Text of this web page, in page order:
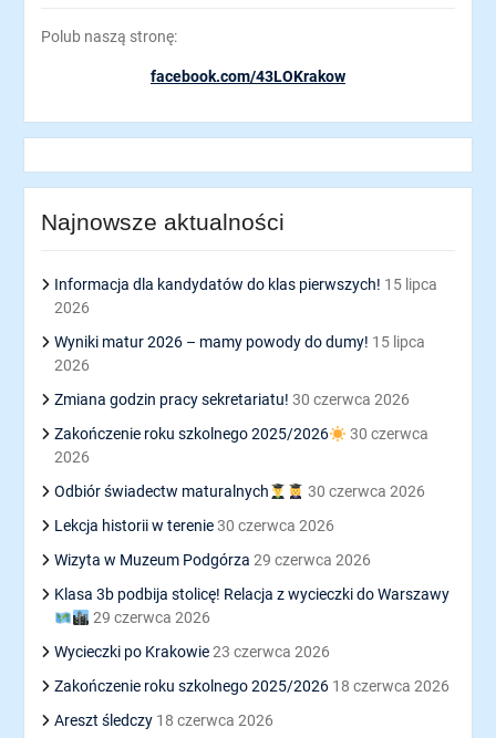
Polub naszą stronę:
facebook.com/43LOKrakow
Najnowsze aktualności
Informacja dla kandydatów do klas pierwszych! 15 lipca
2026
Wyniki matur 2026 – mamy powody do dumy! 15 lipca
2026
Zmiana godzin pracy sekretariatu! 30 czerwca 2026
Zakończenie roku szkolnego 2025/2026
30 czerwca
2026
Odbiór świadectw maturalnych
30 czerwca 2026
Lekcja historii w terenie 30 czerwca 2026
Wizyta w Muzeum Podgórza 29 czerwca 2026
Klasa 3b podbija stolicę! Relacja z wycieczki do Warszawy
29 czerwca 2026
Wycieczki po Krakowie 23 czerwca 2026
Zakończenie roku szkolnego 2025/2026 18 czerwca 2026
Areszt śledczy 18 czerwca 2026